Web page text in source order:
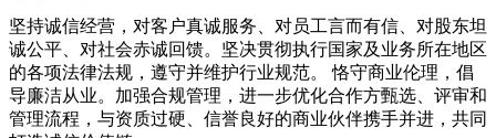
坚持诚信经营，对客户真诚服务、对员工言而有信、对股东坦
诚公平、对社会赤诚回馈。坚决贯彻执行国家及业务所在地区
的各项法律法规，遵守并维护行业规范。 恪守商业伦理，倡
导廉洁从业。加强合规管理，进一步优化合作方甄选、评审和
管理流程，与资质过硬、信誉良好的商业伙伴携手并进，共同